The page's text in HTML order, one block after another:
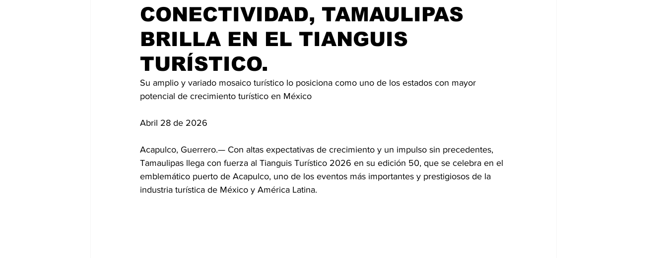
CONECTIVIDAD, TAMAULIPAS
BRILLA EN EL TIANGUIS
TURÍSTICO.
Su amplio y variado mosaico turístico lo posiciona como uno de los estados con mayor
potencial de crecimiento turístico en México
Abril 28 de 2026
Acapulco, Guerrero.— Con altas expectativas de crecimiento y un impulso sin precedentes,
Tamaulipas llega con fuerza al Tianguis Turístico 2026 en su edición 50, que se celebra en el
emblemático puerto de Acapulco, uno de los eventos más importantes y prestigiosos de la
industria turística de México y América Latina.